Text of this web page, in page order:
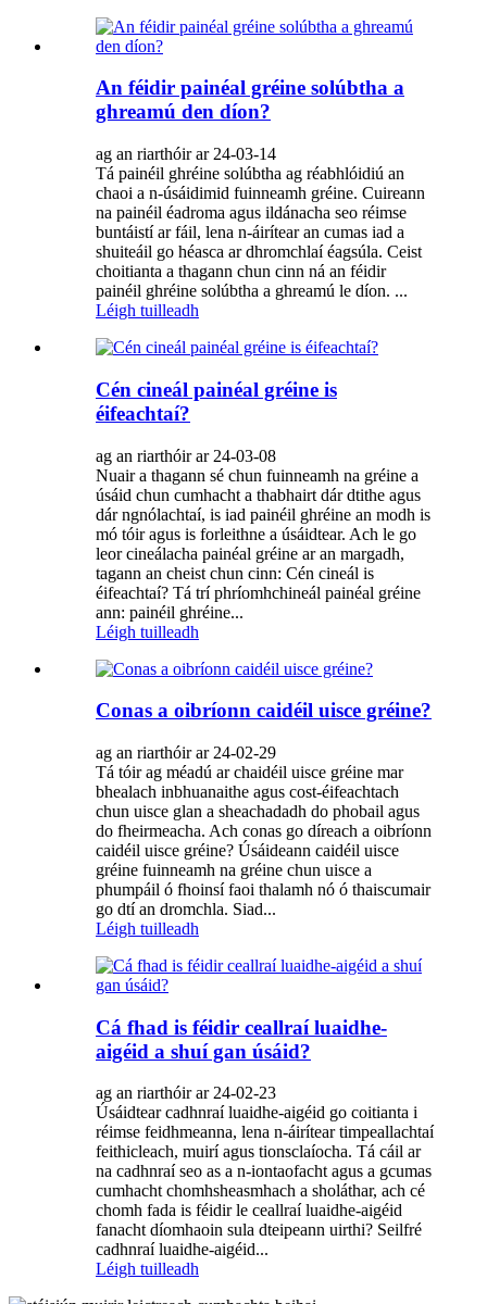
An féidir painéal gréine solúbtha a
ghreamú den díon?
ag an riarthóir ar 24-03-14
Tá painéil ghréine solúbtha ag réabhlóidiú an
chaoi a n-úsáidimid fuinneamh gréine. Cuireann
na painéil éadroma agus ildánacha seo réimse
buntáistí ar fáil, lena n-áirítear an cumas iad a
shuiteáil go héasca ar dhromchlaí éagsúla. Ceist
choitianta a thagann chun cinn ná an féidir
painéil ghréine solúbtha a ghreamú le díon. ...
Léigh tuilleadh
Cén cineál painéal gréine is
éifeachtaí?
ag an riarthóir ar 24-03-08
Nuair a thagann sé chun fuinneamh na gréine a
úsáid chun cumhacht a thabhairt dár dtithe agus
dár ngnólachtaí, is iad painéil ghréine an modh is
mó tóir agus is forleithne a úsáidtear. Ach le go
leor cineálacha painéal gréine ar an margadh,
tagann an cheist chun cinn: Cén cineál is
éifeachtaí? Tá trí phríomhchineál painéal gréine
ann: painéil ghréine...
Léigh tuilleadh
Conas a oibríonn caidéil uisce gréine?
ag an riarthóir ar 24-02-29
Tá tóir ag méadú ar chaidéil uisce gréine mar
bhealach inbhuanaithe agus cost-éifeachtach
chun uisce glan a sheachadadh do phobail agus
do fheirmeacha. Ach conas go díreach a oibríonn
caidéil uisce gréine? Úsáideann caidéil uisce
gréine fuinneamh na gréine chun uisce a
phumpáil ó fhoinsí faoi thalamh nó ó thaiscumair
go dtí an dromchla. Siad...
Léigh tuilleadh
Cá fhad is féidir ceallraí luaidhe-
aigéid a shuí gan úsáid?
ag an riarthóir ar 24-02-23
Úsáidtear cadhnraí luaidhe-aigéid go coitianta i
réimse feidhmeanna, lena n-áirítear timpeallachtaí
feithicleach, muirí agus tionsclaíocha. Tá cáil ar
na cadhnraí seo as a n-iontaofacht agus a gcumas
cumhacht chomhsheasmhach a sholáthar, ach cé
chomh fada is féidir le ceallraí luaidhe-aigéid
fanacht díomhaoin sula dteipeann uirthi? Seilfré
cadhnraí luaidhe-aigéid...
Léigh tuilleadh